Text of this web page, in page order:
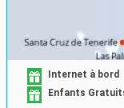
Internet à bord
Enfants